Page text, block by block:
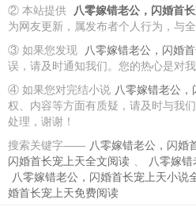
② 本站提供
八零嫁错老公，闪婚首
为网友更新，属发布者个人行为，与全
③ 如果您发现
八零嫁错老公，闪婚
误，请及时通知我们。您的热心是对我
④ 如果您对完结小说 八零嫁错老公
权、内容等方面有质疑，请及时与我
处理，谢谢！
搜索关键字—— 八零嫁错老公，闪婚
闪婚首长宠上天全文阅读 、 八零嫁
八零嫁错老公，闪婚首长宠上天小说
婚首长宠上天免费阅读